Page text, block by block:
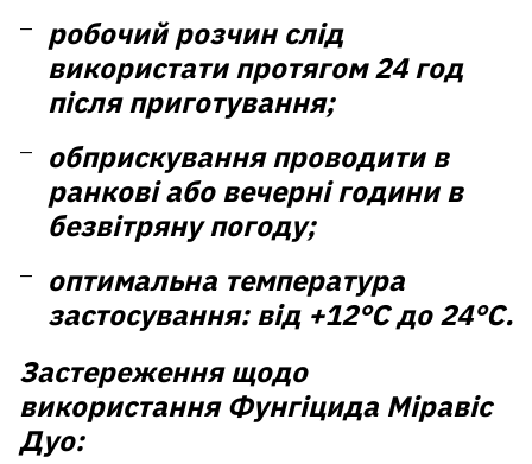
робочий розчин слід
використати протягом 24 год
після приготування;
обприскування проводити в
ранкові або вечерні години в
безвітряну погоду;
оптимальна температура
застосування: від +12°C до 24°C.
Застереження щодо
використання Фунгіцида Міравіс
Дуо: